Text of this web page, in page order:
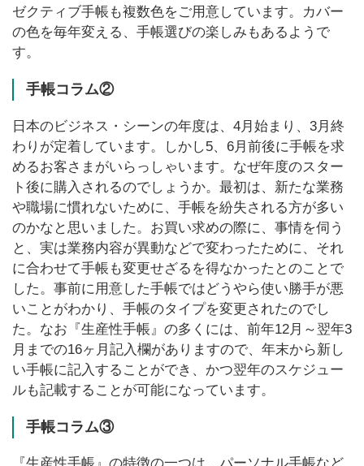
ゼクティブ手帳も複数色をご用意しています。カバー
の色を毎年変える、手帳選びの楽しみもあるようで
す。
手帳コラム②
日本のビジネス・シーンの年度は、4月始まり、3月終
わりが定着しています。しかし5、6月前後に手帳を求
めるお客さまがいらっしゃいます。なぜ年度のスター
ト後に購入されるのでしょうか。最初は、新たな業務
や職場に慣れないために、手帳を紛失される方が多い
のかなと思いました。お買い求めの際に、事情を伺う
と、実は業務内容が異動などで変わったために、それ
に合わせて手帳も変更せざるを得なかったとのことで
した。事前に用意した手帳ではどうやら使い勝手が悪
いことがわかり、手帳のタイプを変更されたのでし
た。なお『生産性手帳』の多くには、前年12月～翌年3
月までの16ヶ月記入欄がありますので、年末から新し
い手帳に記入することができ、かつ翌年のスケジュー
ルも記載することが可能になっています。
手帳コラム③